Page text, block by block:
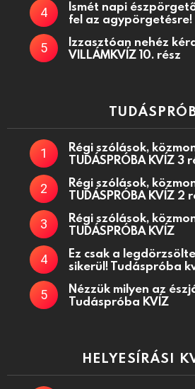
Ismét napi
fel az agypörgetésre!
Izzasztóan nehéz
VILLÁMKVÍZ 10. rész
Régi szólások,
TUDÁSPRÓBA KVÍZ 3
Régi szólások,
TUDÁSPRÓBA KVÍZ 2
Régi szólások,
TUDÁSPRÓBA KVÍZ
Ez csak a
sikerül! Tudáspróba
Nézzük milyen az
Tudáspróba KVÍZ
HELYESÍRÁSI